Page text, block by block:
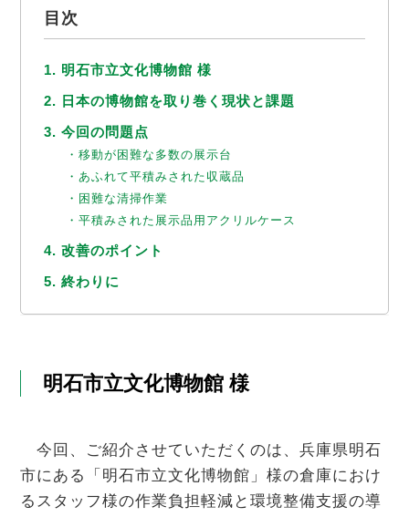
目次
1. 明石市立文化博物館 様
2. 日本の博物館を取り巻く現状と課題
3. 今回の問題点
・移動が困難な多数の展示台
・あふれて平積みされた収蔵品
・困難な清掃作業
・平積みされた展示品用アクリルケース
4. 改善のポイント
5. 終わりに
明石市立文化博物館 様
今回、ご紹介させていただくのは、兵庫県明石
市にある「明石市立文化博物館」様の倉庫におけ
るスタッフ様の作業負担軽減と環境整備支援の導